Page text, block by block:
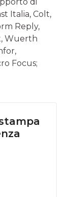
Italia, Colt,
Reply,
Wuerth
Focus;